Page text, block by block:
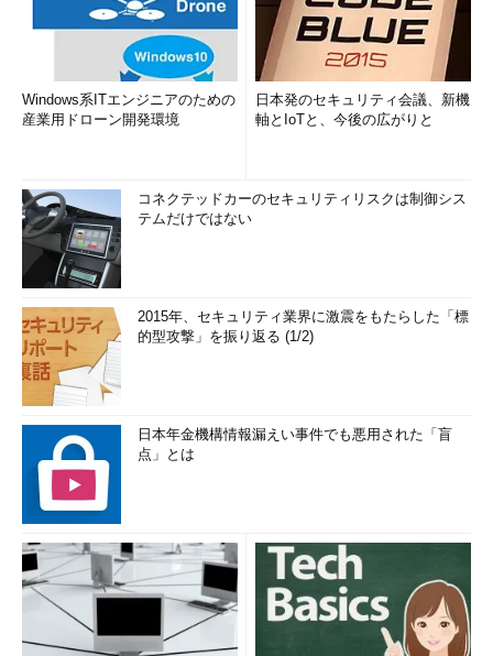
Windows系ITエンジニアのための
産業用ドローン開発環境
日本発のセキュリティ会議、新機
軸とIoTと、今後の広がりと
コネクテッドカーのセキュリティリスクは制御シス
テムだけではない
2015年、セキュリティ業界に激震をもたらした「標
的型攻撃」を振り返る (1/2)
日本年金機構情報漏えい事件でも悪用された「盲
点」とは